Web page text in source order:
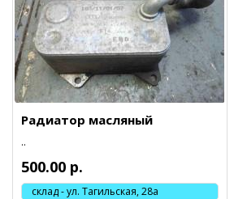
Радиатор масляный
..
500.00 р.
склад - ул. Тагильская, 28а